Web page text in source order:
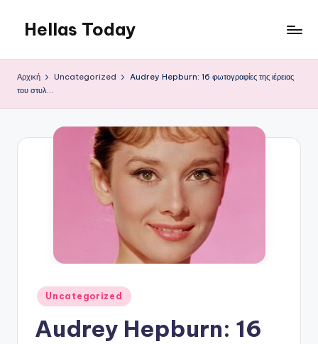
Μετάβαση
περιεχόμενο
Hellas Today
Αρχική Uncategorized
Audrey Hepburn: 16 φωτογραφίες της ιέρειας
του στυλ…
Αναρτήθηκε
σε
Uncategorized
Audrey Hepburn: 16